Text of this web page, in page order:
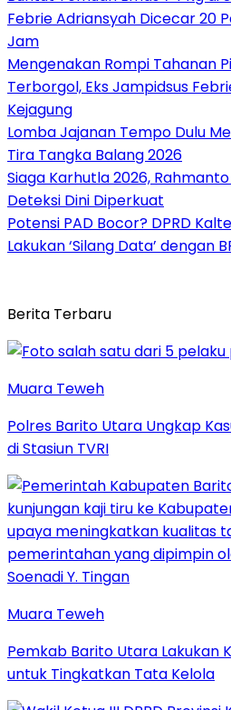
Febrie Adriansyah Dicecar 20
Jam
Mengenakan Rompi Tahanan
Terborgol, Eks Jampidsus
Kejagung
Lomba Jajanan Tempo Dulu
Tira Tangka Balang 2026
Siaga Karhutla 2026,
Deteksi Dini Diperkuat
Potensi PAD Bocor? DPRD
Lakukan ‘Silang Data’ dengan
Berita Terbaru
Muara Teweh
Polres Barito Utara Ungkap
di Stasiun TVRI
Muara Teweh
Pemkab Barito Utara Lakukan
untuk Tingkatkan Tata Kelola